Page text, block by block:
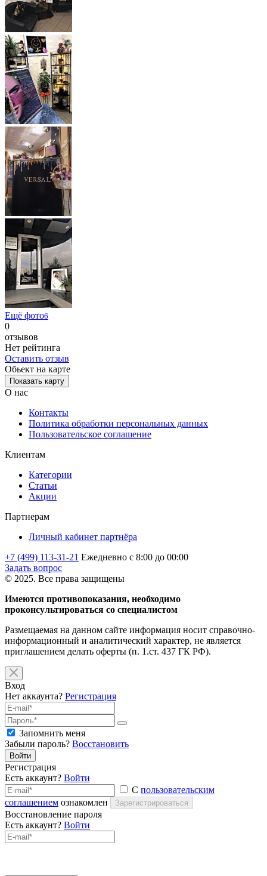
Ещё фото6
0
отзывов
Нет рейтинга
Оставить отзыв
Обьект на карте
Показать карту
О нас
Контакты
Политика обработки персональных данных
Пользовательское соглашение
Клиентам
Категории
Статьи
Акции
Партнерам
Личный кабинет партнёра
+7 (499) 113-31-21 Ежедневно с 8:00 до 00:00
Задать вопрос
© 2025. Все права защищены
Имеются противопоказания, необходимо
проконсультироваться со специалистом
Размещаемая на данном сайте информация носит справочно-
информационный и аналитический характер, не является
приглашением делать оферты (п. 1.ст. 437 ГК РФ).
Вход
Нет аккаунта? Регистрация
Запомнить меня
Забыли пароль? Восстановить
Войти
Регистрация
Есть аккаунт? Войти
С пользовательским
соглашением ознакомлен Зарегистрироваться
Восстановление пароля
Есть аккаунт? Войти